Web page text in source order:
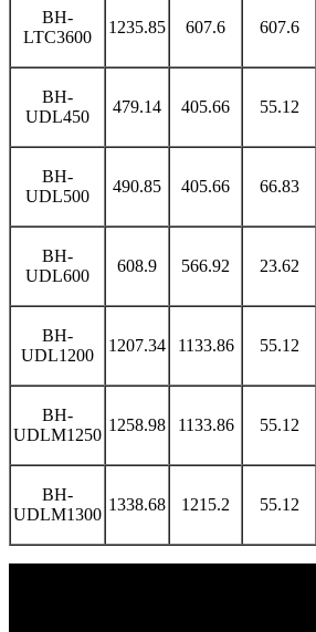
BH-
LTC3600
1235.85 607.6 607.6
BH-
UDL450
479.14 405.66 55.12
BH-
UDL500
490.85 405.66 66.83
BH-
UDL600
608.9 566.92 23.62
BH-
UDL1200
1207.34 1133.86 55.12
BH-
UDLM1250
1258.98 1133.86 55.12
BH-
UDLM1300
1338.68 1215.2 55.12